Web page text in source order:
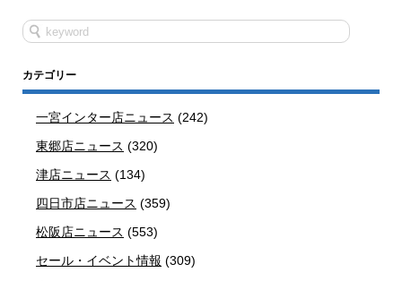
カテゴリー
一宮インター店ニュース (242)
東郷店ニュース (320)
津店ニュース (134)
四日市店ニュース (359)
松阪店ニュース (553)
セール・イベント情報 (309)